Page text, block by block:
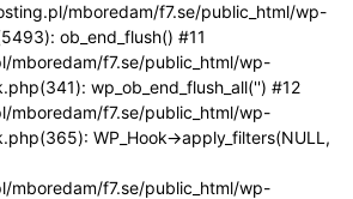
mboredam/f7.se/public_html/wp-
ob_end_flush() #11
mboredam/f7.se/public_html/wp-
wp_ob_end_flush_all('') #12
mboredam/f7.se/public_html/wp-
WP_Hook->apply_filters(NULL,
mboredam/f7.se/public_html/wp-